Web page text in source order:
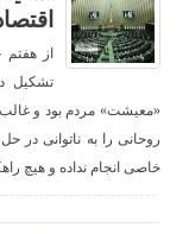
«معیشت» مردم بود و غالب
روحانی را به ناتوانی در
خاصی انجام نداده و هیچ